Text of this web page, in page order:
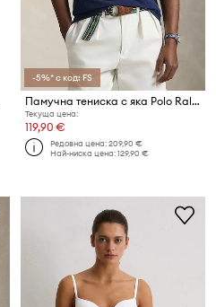
-5%* с код: FS
Памучна тениска с яка Polo Ralph Lauren
Текуща цена:
119,90 €
Редовна цена:209,90 €
Най-ниска цена:129,90 €